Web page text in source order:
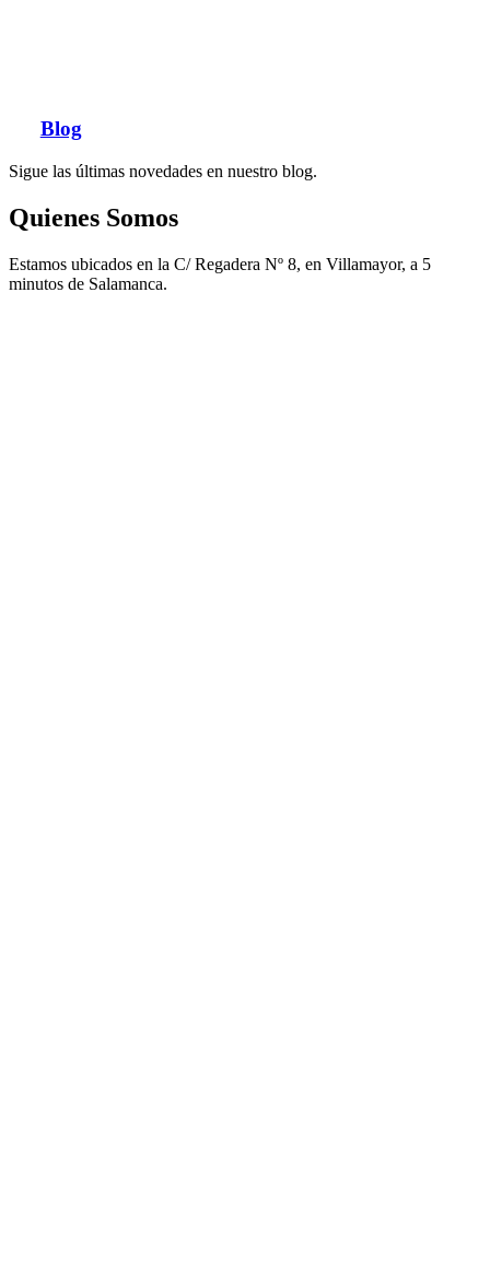
Blog
Sigue las últimas novedades en nuestro blog.
Quienes Somos
Estamos ubicados en la C/ Regadera Nº 8, en Villamayor, a 5
minutos de Salamanca.